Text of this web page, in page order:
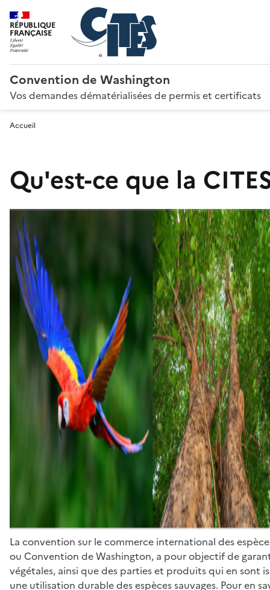
RÉPUBLIQUE
FRANÇAISE
Convention de Washington
Vos demandes dématérialisées de permis et certificats
Accueil
Qu'est-ce que la
La convention sur le commerce international des
ou Convention de Washington, a pour objectif de
végétales, ainsi que des parties et produits qui en sont
une utilisation durable des espèces sauvages. Pour en